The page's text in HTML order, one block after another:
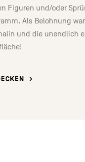
Figuren und/oder
Als Belohnung
und die unendlich